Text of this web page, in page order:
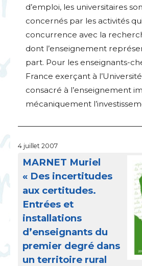
d’emploi, les universitaires
concernés par les activités
concurrence avec la
dont l’enseignement
part. Pour les enseignants-
France exerçant à
consacré à l’enseignement
mécaniquement
4 juillet 2007
MARNET Muriel
« Des incertitudes
aux certitudes.
Entrées et
installations
d’enseignants du
premier degré dans
un territoire rural